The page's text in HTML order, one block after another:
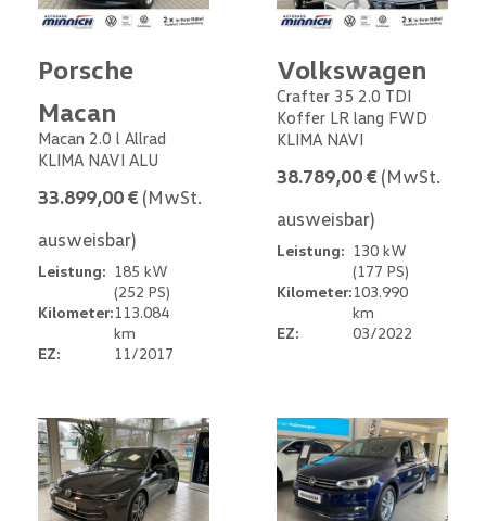
Porsche
Macan
Macan 2.0 l Allrad
KLIMA NAVI ALU
33.899,00 € (MwSt.
ausweisbar)
Leistung: 185 kW
(252 PS)
Kilometer:113.084
km
EZ:
11/2017
Volkswagen
Crafter 35 2.0 TDI
Koffer LR lang FWD
KLIMA NAVI
38.789,00 € (MwSt.
ausweisbar)
Leistung: 130 kW
(177 PS)
Kilometer:103.990
km
EZ:
03/2022